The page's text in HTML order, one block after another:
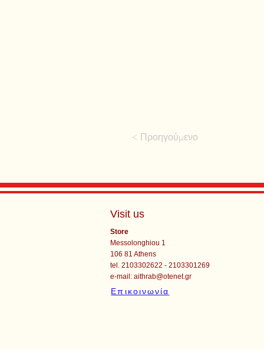
< Προηγούμενο
Visit us
Store
Messolonghiou 1
106 81 Athens
tel. 2103302622 - 2103301269
e-mail:aithrab@otenet.gr
Επικοινωνία